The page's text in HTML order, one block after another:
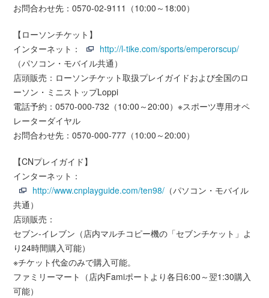
お問合わせ先：0570-02-9111（10:00～18:00）
【ローソンチケット】
インターネット：
http://l-tike.com/sports/emperorscup/
（パソコン・モバイル共通）
店頭販売：ローソンチケット取扱プレイガイドおよび全国のロ
ーソン・ミニストップLoppi
電話予約：0570-000-732（10:00～20:00）※スポーツ専用オペ
レーターダイヤル
お問合わせ先：0570-000-777（10:00～20:00）
【CNプレイガイド】
インターネット：
http://www.cnplayguide.com/ten98/ （パソコン・モバイル
共通）
店頭販売：
セブン-イレブン（店内マルチコピー機の「セブンチケット」よ
り24時間購入可能）
※チケット代金のみで購入可能。
ファミリーマート（店内Famiポートより各日6:00～翌1:30購入
可能）